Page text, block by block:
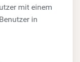
mit einem
in